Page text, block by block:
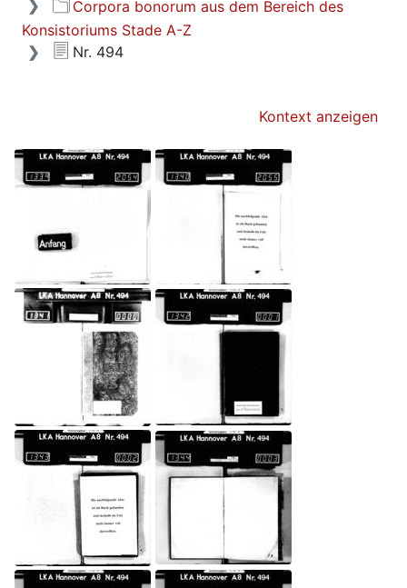
Corpora bonorum aus dem Bereich des
Konsistoriums Stade A-Z
Nr. 494
Kontext anzeigen